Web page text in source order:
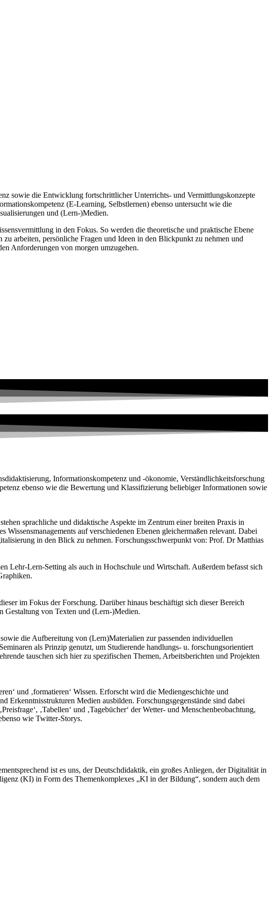
sowie die Entwicklung fortschrittlicher Unterrichts- und Vermittlungskonzepte
(E-Learning, Selbstlernen) ebenso untersucht wie die
und (Lern-)Medien.
in den Fokus. So werden die theoretische und praktische Ebene
arbeiten, persönliche Fragen und Ideen in den Blickpunkt zu nehmen und
Anforderungen von morgen umzugehen.
Informationskompetenz und -ökonomie, Verständlichkeitsforschung
ebenso wie die Bewertung und Klassifizierung beliebiger Informationen sowie
sprachliche und didaktische Aspekte im Zentrum einer breiten Praxis in
auf verschiedenen Ebenen gleichermaßen relevant. Dabei
in den Blick zu nehmen. Forschungsschwerpunkt von: Prof. Dr Matthias
Lehr-Lern-Setting als auch in Hochschule und Wirtschaft. Außerdem befasst sich
im Fokus der Forschung. Darüber hinaus beschäftigt sich dieser Bereich
Gestaltung von Texten und (Lern-)Medien.
die Aufbereitung von (Lern)Materialien zur passenden individuellen
als Prinzip genutzt, um Studierende handlungs- u. forschungsorientiert
tauschen sich hier zu spezifischen Themen, Arbeitsberichten und Projekten
und ‚formatieren‘ Wissen. Erforscht wird die Mediengeschichte und
Erkenntnisstrukturen Medien ausbilden. Forschungsgegenstände sind dabei
‚Tabellen‘ und ‚Tagebücher‘ der Wetter- und Menschenbeobachtung,
wie Twitter-Storys.
ist es uns, der Deutschdidaktik, ein großes Anliegen, der Digitalität in
(KI) in Form des Themenkomplexes „KI in der Bildung“, sondern auch dem